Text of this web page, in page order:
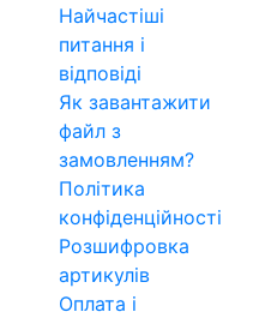
Найчастіші
питання і
відповіді
Як завантажити
файл з
замовленням?
Політика
конфіденційності
Розшифровка
артикулів
Оплата і